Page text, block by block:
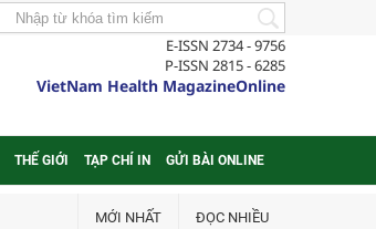
E-ISSN 2734 - 9756
P-ISSN 2815 - 6285
VietNam Health MagazineOnline
THẾ GIỚI TẠP CHÍ IN GỬI BÀI ONLINE
MỚI NHẤT ĐỌC NHIỀU